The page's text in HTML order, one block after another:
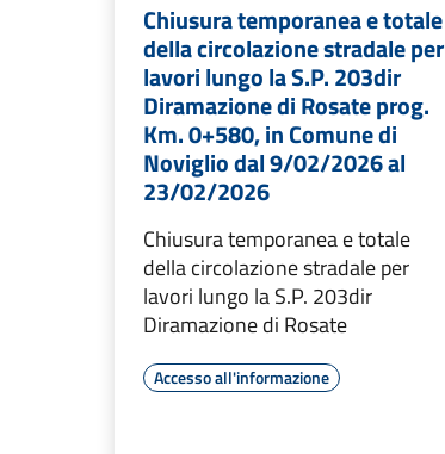
Chiusura temporanea e totale
della circolazione stradale per
lavori lungo la S.P. 203dir
Diramazione di Rosate prog.
Km. 0+580, in Comune di
Noviglio dal 9/02/2026 al
23/02/2026
Chiusura temporanea e totale
della circolazione stradale per
lavori lungo la S.P. 203dir
Diramazione di Rosate
Accesso all'informazione